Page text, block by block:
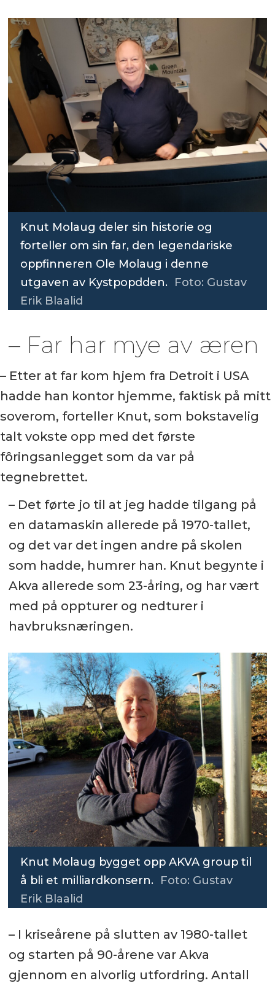
Knut Molaug deler sin historie og
forteller om sin far, den legendariske
oppfinneren Ole Molaug i denne
utgaven av Kystpopdden. Foto: Gustav
Erik Blaalid
– Far har mye av æren
– Etter at far kom hjem fra Detroit i USA
hadde han kontor hjemme, faktisk på mitt
soverom, forteller Knut, som bokstavelig
talt vokste opp med det første
fôringsanlegget som da var på
tegnebrettet.
– Det førte jo til at jeg hadde tilgang på
en datamaskin allerede på 1970-tallet,
og det var det ingen andre på skolen
som hadde, humrer han. Knut begynte i
Akva allerede som 23-åring, og har vært
med på oppturer og nedturer i
havbruksnæringen.
Knut Molaug bygget opp AKVA group til
å bli et milliardkonsern. Foto: Gustav
Erik Blaalid
– I kriseårene på slutten av 1980-tallet
og starten på 90-årene var Akva
gjennom en alvorlig utfordring. Antall